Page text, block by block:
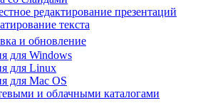
редактирование презентаций
текста
и обновление
для Windows
для Linux
для Mac OS
и облачными каталогами